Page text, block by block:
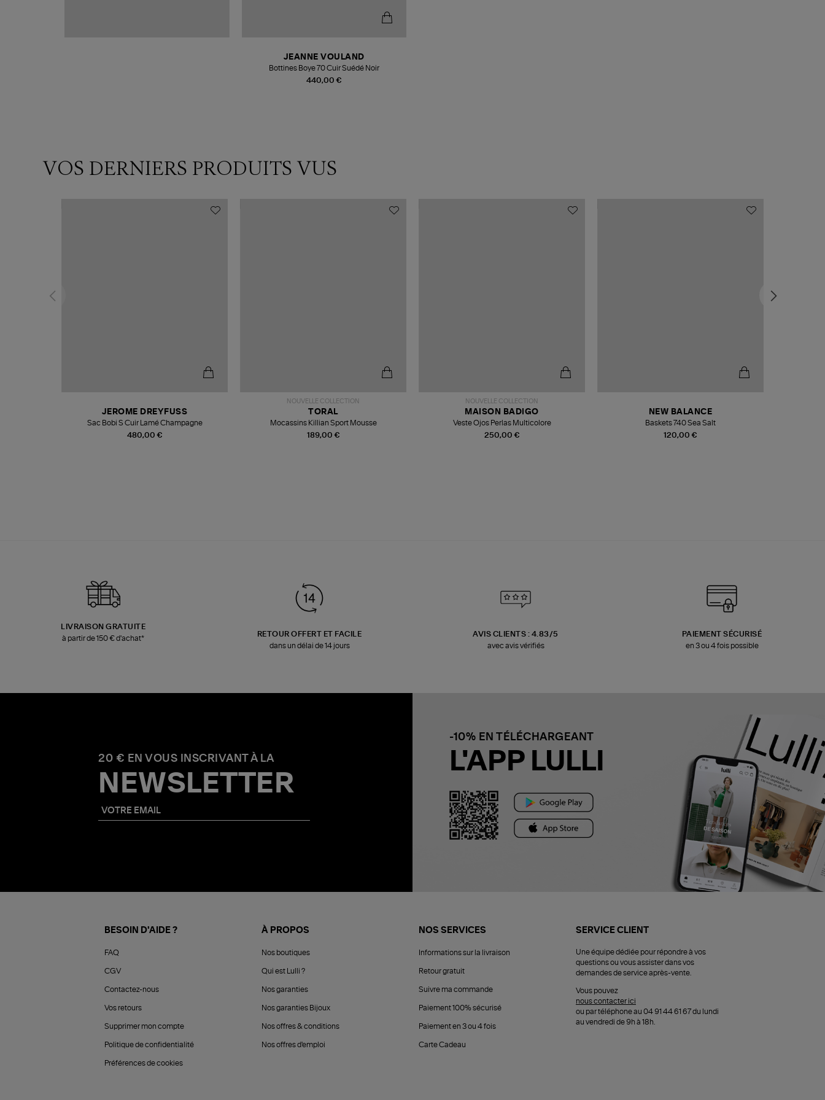
440,00 €
JEANNE VOULAND
Bottines Boye 70 Cuir Suédé Noir
VOS DERNIERS PRODUITS VUS
480,00 €
JEROME DREYFUSS
Sac Bobi S Cuir Lamé Champagne
NOUVELLE COLLECTION
189,00 €
TORAL
Mocassins Killian Sport Mousse
NOUVELLE COLLECTION
250,00 €
MAISON BADIGO
Veste Ojos Perlas Multicolore
120,00 €
NEW BALANCE
Baskets 740 Sea Salt
LIVRAISON GRATUITE
à partir de 150 € d'achat*
RETOUR OFFERT ET FACILE
dans un délai de 14 jours
AVIS CLIENTS : 4.83/5
avec avis vérifiés
PAIEMENT SÉCURISÉ
en 3 ou 4 fois possible
20 € EN VOUS INSCRIVANT À LA
NEWSLETTER
-10% EN TÉLÉCHARGEANT
L'APP LULLI
BESOIN D'AIDE ?
FAQ
CGV
Contactez-nous
Vos retours
Supprimer mon compte
Politique de confidentialité
Préférences de cookies
À PROPOS
Nos boutiques
Qui est Lulli ?
Nos garanties
Nos garanties Bijoux
Nos offres & conditions
Nos offres d'emploi
NOS SERVICES
Informations sur la livraison
Retour gratuit
Suivre ma commande
Paiement 100% sécurisé
Paiement en 3 ou 4 fois
Carte Cadeau
SERVICE CLIENT
Une équipe dédiée pour répondre à vos
questions ou vous assister dans vos
demandes de service après-vente.
Vous pouvez
nous contacter ici
ou par téléphone au 04 91 44 61 67 du lundi
au vendredi de 9h à 18h.